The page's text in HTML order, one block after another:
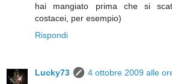
hai mangiato prima che si
costacei, per esempio)
Rispondi
Lucky73
4 ottobre 2009 alle